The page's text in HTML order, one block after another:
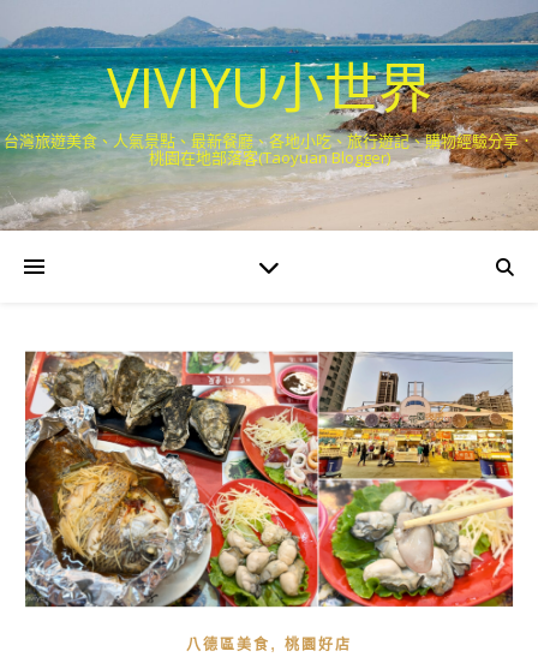
VIVIYU小世界
台灣旅遊美食、人氣景點、最新餐廳、各地小吃、旅行遊記、購物經驗分享．
桃園在地部落客(Taoyuan Blogger)
八德區美食 , 桃園好店